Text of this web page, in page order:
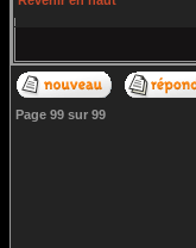
Page 99 sur 99